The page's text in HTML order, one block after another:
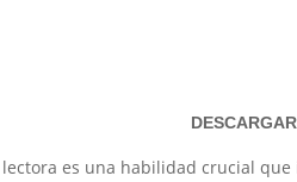
es una habilidad crucial